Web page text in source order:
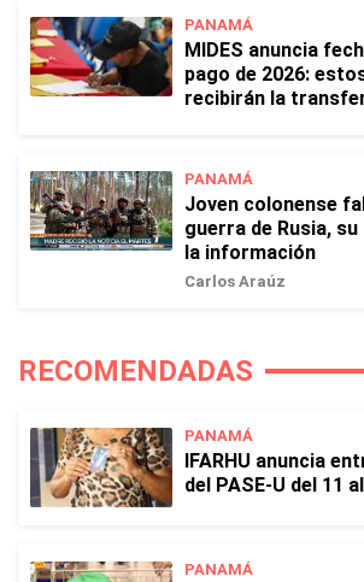
PANAMÁ
MIDES anuncia
pago de 2026:
recibirán la
PANAMÁ
Joven colonense
guerra de Rusia,
la información
Carlos Araúz
RECOMENDADAS
PANAMÁ
IFARHU anuncia
del PASE-U del 11
PANAMÁ